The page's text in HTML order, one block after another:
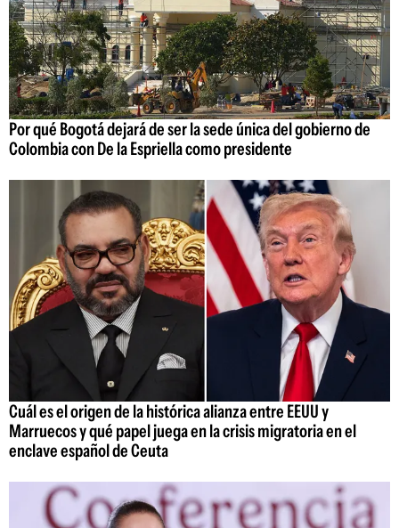
Por qué Bogotá dejará de ser la sede única del gobierno de
Colombia con De la Espriella como presidente
Cuál es el origen de la histórica alianza entre EEUU y
Marruecos y qué papel juega en la crisis migratoria en el
enclave español de Ceuta